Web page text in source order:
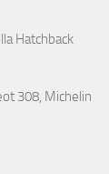
Hatchback
308, Michelin